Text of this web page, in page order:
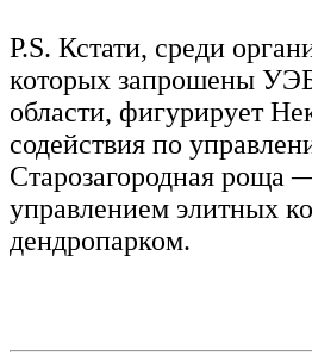
P.S. Кстати, среди
которых запрошены
области, фигурирует
содействия по
Старозагородная роща
управлением элитных
дендропарком.